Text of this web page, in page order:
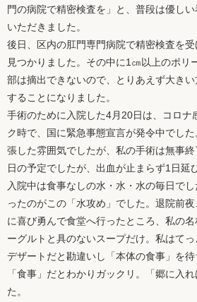
門の病院で精密検査を」と、普段は優し
いただきました。
後日、区内の肛門専門病院で精密検査を
見つかりました。その中に1㎝以上のポリ
部は摘出できないので、とりあえず大き
することになりました。
手術のために入院した4月20日は、コロナ
ク時で、国に緊急事態宣言が発令中でし
張した雰囲気でしたが、私の手術は無事
日の予定でしたが、出血が止まらず1日延
入院中は食事なしの水・水・水の毎日で
ったのがこの「水攻め」でした。退院前
に喜び勇んで食堂へ行ったところ、私の
ーグルトと具のないスープだけ。私はて
デザートだと勘違いし「本体の食事」を
「食事」だとわかりガックリ。「郷に入
た。